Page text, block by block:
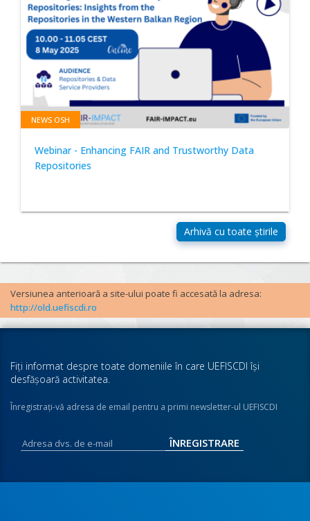
NEWS OSH
Webinar - Enhancing FAIR and Trustworthy Data
Repositories
Versiunea anterioară a site-ului poate fi accesată la adresa:
http://old.uefiscdi.ro
Fiţi informat despre toate domeniile în care UEFISCDI îşi
desfăşoară activitatea.
Înregistraţi-vă adresa de email pentru a primi newsletter-ul UEFISCDI